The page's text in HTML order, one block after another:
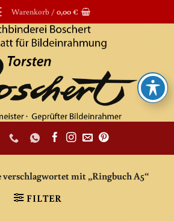
Warenkorb /0,00€
verschlagwortet mit „Ringbuch A5“
FILTER